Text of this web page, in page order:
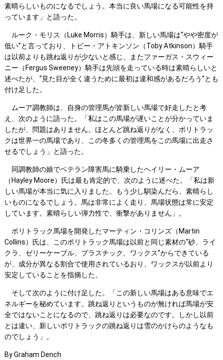
素晴らしいものになるでしょう。本当に良い馬場になる可能性を持
っています」と語った。
ルーク・モリス（Luke Morris）騎手は、新しい馬場は“やや密度が
低い”と言っており、トビー・アトキンソン（Toby Atkinson）騎手
は以前よりも跳ね返りが少ないと感じ、またファーガス・スウィー
ニー（Fergus Sweeney）騎手は先頭を走っている時は素晴らしいと
述べたが、“見た目が全く違うために最初は違和感があるだろう”とも
付け足した。
ムーア調教師は、自身の管理馬が皆新しい馬場で好走したと考
え、次のように語った。「私はこの馬場が遅いことが分かっていま
したが、問題はありません。ほとんど跳ね返りがなく、ポリトラッ
クは世界一の馬場であり、この冬多くの管理馬をこの馬場に出走さ
せるでしょう」と語った。
同調教師の娘でベテラン障害馬に騎乗したヘイリー・ムーア
（Hayley Moore）氏は最も肯定的で、次のように述べた。「私は新
しい馬場が本当に気に入りました。もう少し馴染んだら、素晴らし
いものになるでしょう。馬は非常によく走り、馬場状態は常に安定
しています。素晴らしい弾力性で、衝撃がありません」。
ポリトラック馬場を開発したマーティン・コリンズ（Martin
Collins）氏は、このポリトラック馬場は以前と同じ素材の“砂、ライ
クラ、ゼリーケーブル、プラスチック、ワックス”からできている
が、成分が異なる割合で使用されているおり、ワックスが以前より
安定していることを指摘した。
そして次のように付け足した。「この新しい馬場はある意味でエ
ネルギーを秘めています。跳ね返りというものが無ければ馬場が安
全ではないことになるので、跳ね返りは必要なのです。しかし以前
とは違い、新しいポリトラックの跳ね返りは雪のかけらのようなも
のでしょう」。
By Graham Dench